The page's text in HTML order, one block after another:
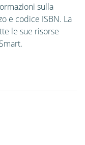
sulla
e codice ISBN. La
le sue risorse